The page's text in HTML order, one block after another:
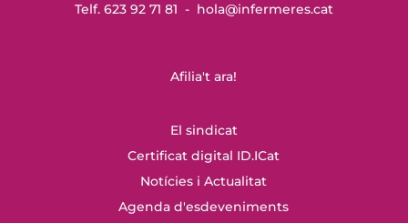
Telf. 623 92 71 81 - hola@infermeres.cat
Afilia't ara!
El sindicat
Certificat digital ID.ICat
Notícies i Actualitat
Agenda d'esdeveniments